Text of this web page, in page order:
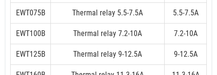
EWT075B Thermal relay 5.5-7.5A 5.5-7.5A
EWT100B Thermal relay 7.2-10A 7.2-10A
EWT125B Thermal relay 9-12.5A 9-12.5A